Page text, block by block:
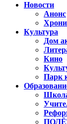
Новости
Анонс
Культура
Дом
Кино
Парк
ПОЛЁТ